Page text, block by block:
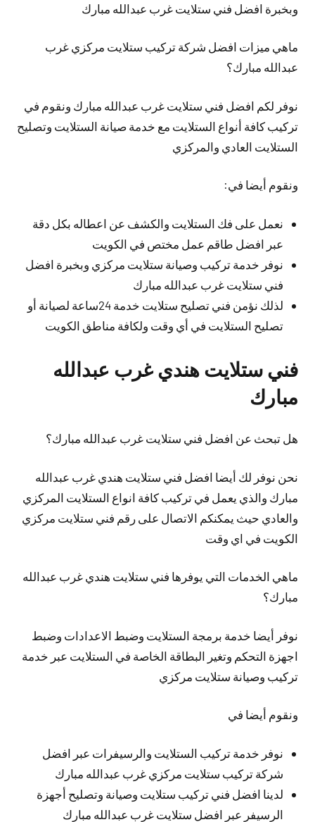
وبخبرة افضل فني ستلايت غرب عبدالله مبارك
ماهي ميزات افضل شركة تركيب ستلايت مركزي غرب
عبدالله مبارك؟
نوفر لكم افضل فني ستلايت غرب عبدالله مبارك ونقوم في
تركيب كافة أنواع الستلايت مع خدمة صيانة الستلايت وتصليح
الستلايت العادي والمركزي
ونقوم أيضا في:
نعمل على فك الستلايت والكشف عن اعطاله بكل دقة
عبر افضل طاقم عمل مختص في الكويت
نوفر خدمة تركيب وصيانة ستلايت مركزي وبخبرة افضل
فني ستلايت غرب عبدالله مبارك
لذلك نؤمن فني تصليح ستلايت خدمة 24ساعة لصيانة أو
تصليح الستلايت في أي وقت ولكافة مناطق الكويت
فني ستلايت هندي غرب عبدالله
مبارك
هل تبحث عن افضل فني ستلايت غرب عبدالله مبارك؟
نحن نوفر لك أيضا افضل فني ستلايت هندي غرب عبدالله
مبارك والذي يعمل في تركيب كافة انواع الستلايت المركزي
والعادي حيث يمكنكم الاتصال على رقم فني ستلايت مركزي
الكويت في اي وقت
ماهي الخدمات التي يوفرها فني ستلايت هندي غرب عبدالله
مبارك؟
نوفر أيضا خدمة برمجة الستلايت وضبط الاعدادات وضبط
اجهزة التحكم وتغير البطاقة الخاصة في الستلايت عبر خدمة
تركيب وصيانة ستلايت مركزي
ونقوم أيضا في
نوفر خدمة تركيب الستلايت والرسيفرات عبر افضل
شركة تركيب ستلايت مركزي غرب عبدالله مبارك
لدينا افضل فني تركيب ستلايت وصيانة وتصليح أجهزة
الرسيفر عبر افضل ستلايت غرب عبدالله مبارك